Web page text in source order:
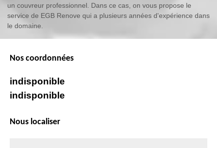
un couvreur professionnel. Dans ce cas, on vous propose le
service de EGB Renove qui a plusieurs années d'expérience dans
le domaine.
Nos coordonnées
indisponible
indisponible
Nous localiser